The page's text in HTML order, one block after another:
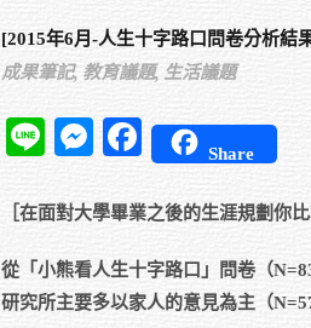
[2015年6月-人生十字路口問卷分析結
成果筆記, 教育議題, 生活議題
Line MessengerFacebook
Share
［在面對大學畢業之後的生涯規劃你
從「小熊看人生十字路口」問卷（
研究所主要多以家人的意見為主（